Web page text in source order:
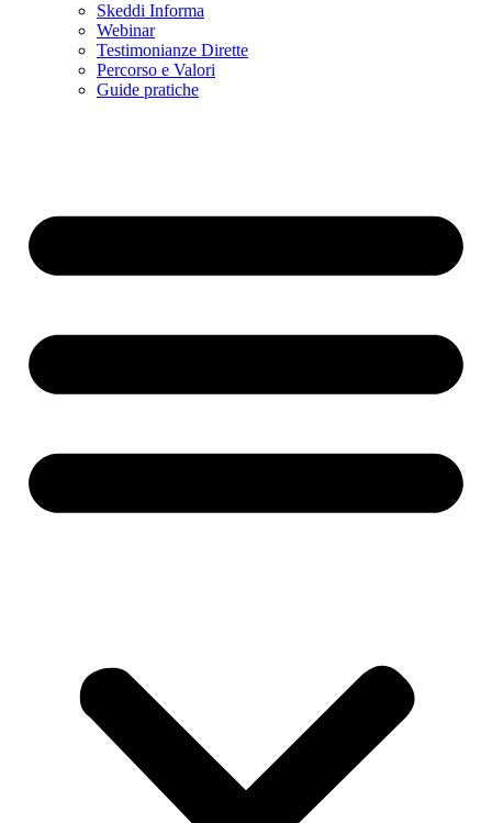
Skeddi Informa
Webinar
Testimonianze Dirette
Percorso e Valori
Guide pratiche